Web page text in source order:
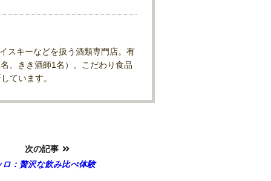
スキーなどを扱う酒類専門店。有
、きき酒師1名）。こだわり食品
ています。
次の記事
ロ：贅沢な飲み比べ体験